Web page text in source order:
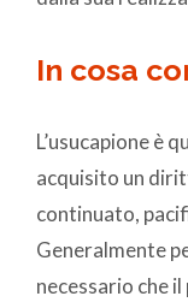
In cosa
L’usucapione è
acquisito un
continuato,
Generalmente
necessario che